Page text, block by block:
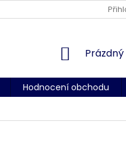
ÚDAJŮ
NÁKUPNÍ
Hodnocení obchodu